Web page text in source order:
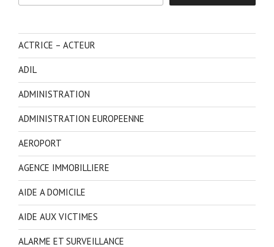
ACTRICE – ACTEUR
ADIL
ADMINISTRATION
ADMINISTRATION EUROPEENNE
AEROPORT
AGENCE IMMOBILLIERE
AIDE A DOMICILE
AIDE AUX VICTIMES
ALARME ET SURVEILLANCE